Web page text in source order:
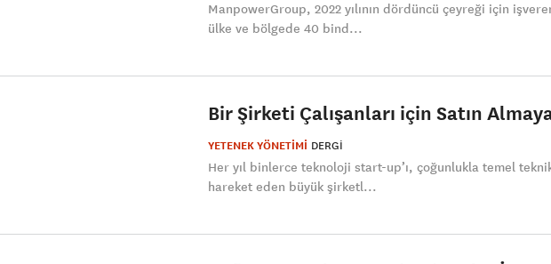
​ManpowerGroup, 2022 yılının dördüncü çeyreği için
ülke ve bölgede 40 bind...
Bir Şirketi Çalışanları için Satın
YETENEK YÖNETİMİ DERGI
Her yıl binlerce teknoloji start-up’ı, çoğunlukla temel
hareket eden büyük şirketl...